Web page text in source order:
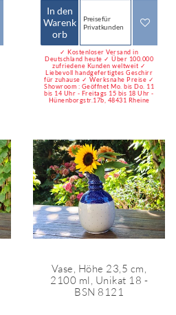
In den
Warenk
orb
Preise für
Privatkunden
✓ Kostenloser Versand in
Deutschland heute ✓ Über 100.000
zufriedene Kunden weltweit ✓
Liebevoll handgefertigtes Geschirr
für zuhause ✓ Werksnahe Preise ✓
Showroom : Geöffnet Mo. bis Do. 11
bis 14 Uhr - Freitags 15 bis 18 Uhr -
Hünenborgstr.17b, 48431 Rheine
Vase, Höhe 23,5 cm,
2100 ml, Unikat 18 -
BSN 8121